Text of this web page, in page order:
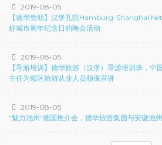
2019-08-05
【德华赞助】汉堡孔院Hamburg-Shanghai
好城市周年纪念日的晚会活动
2019-08-05
【导游培训】德华旅游（汉堡）导游培训班，中
主任为领区旅游从业人员领保宣讲
2019-08-05
“魅力池州“德国推介会，德华旅游集团与安徽池